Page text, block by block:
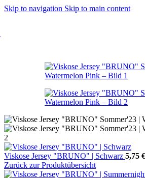
Skip to navigation Skip to main content
Viskose Jersey "BRUNO" | Schwarz 5,75 €
Zurück zur Produktübersicht